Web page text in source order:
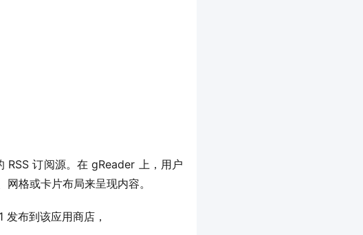
RSS 订阅源。在 gReader 上，用户
格或卡片布局来呈现内容。
布到该应用商店，